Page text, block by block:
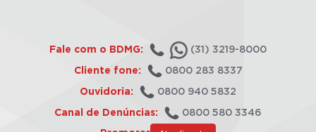
Fale com o BDMG: (31) 3219-8000
Cliente fone: 0800 283 8337
Ouvidoria: 0800 940 5832
Canal de Denúncias: 0800 580 3346